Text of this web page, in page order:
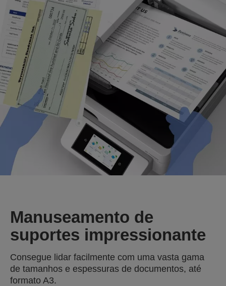
Manuseamento de
suportes impressionante
Consegue lidar facilmente com uma vasta gama
de tamanhos e espessuras de documentos, até
formato A3.